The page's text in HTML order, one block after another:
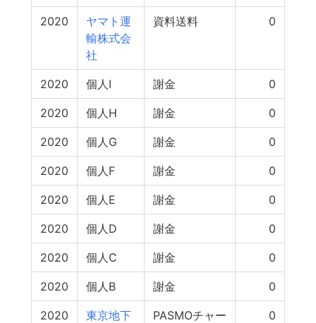
2020
ヤマト運
輸株式会
社
資料送料 0
2020 個人I 謝金 0
2020 個人H 謝金 0
2020 個人G 謝金 0
2020 個人F 謝金 0
2020 個人E 謝金 0
2020 個人D 謝金 0
2020 個人C 謝金 0
2020 個人B 謝金 0
2020
東京地下
PASMOチャー
0